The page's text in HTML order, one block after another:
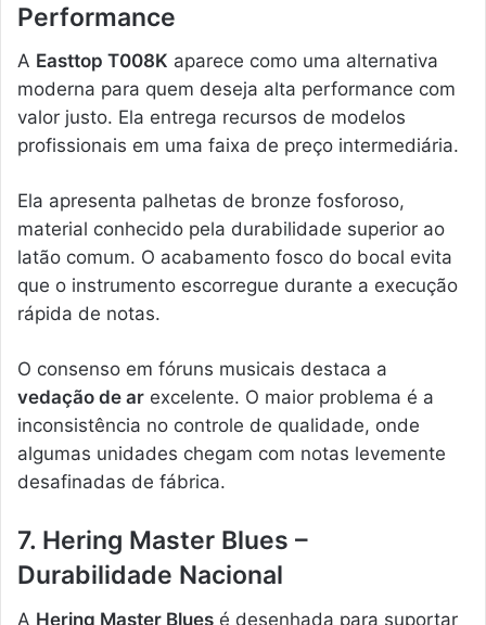
Performance
A Easttop T008K aparece como uma alternativa
moderna para quem deseja alta performance com
valor justo. Ela entrega recursos de modelos
profissionais em uma faixa de preço intermediária.
Ela apresenta palhetas de bronze fosforoso,
material conhecido pela durabilidade superior ao
latão comum. O acabamento fosco do bocal evita
que o instrumento escorregue durante a execução
rápida de notas.
O consenso em fóruns musicais destaca a
vedação de ar excelente. O maior problema é a
inconsistência no controle de qualidade, onde
algumas unidades chegam com notas levemente
desafinadas de fábrica.
7. Hering Master Blues –
Durabilidade Nacional
A Hering Master Blues é desenhada para suportar